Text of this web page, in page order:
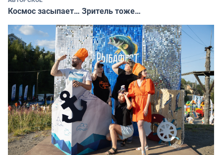
Космос засыпает… Зритель тоже…